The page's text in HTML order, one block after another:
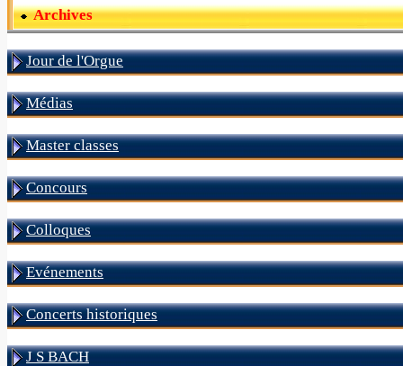
Archives
Jour de l'Orgue
Médias
Master classes
Concours
Colloques
Evénements
Concerts historiques
J S BACH